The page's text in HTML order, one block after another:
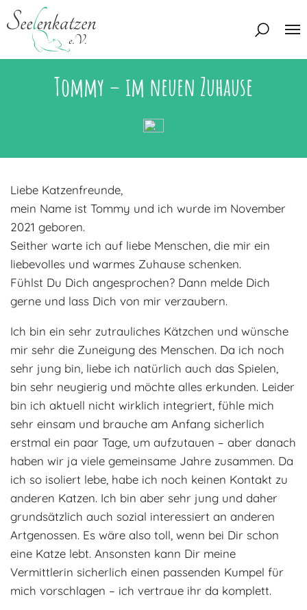
Mitglied werden
Eine Katze adoptieren
Interessentenbogen
Zuhause gesucht
Zuhause gefunden
Regenbogenbrücke
Adoptantenberichte
Infos rund um die Katze
Deine Hilfe
Kontakt
Interessentenbogen
Kontaktformular
FAQ
Blog
Tommy – im neuen Zuhause
Liebe Katzenfreunde,
mein Name ist Tommy und ich wurde im November
2021 geboren.
Seither warte ich auf liebe Menschen, die mir ein
liebevolles und warmes Zuhause schenken.
Fühlst Du Dich angesprochen? Dann melde Dich
gerne und lass Dich von mir verzaubern.
Ich bin ein sehr zutrauliches Kätzchen und wünsche
mir sehr die Zuneigung des Menschen. Da ich noch
sehr jung bin, liebe ich natürlich auch das Spielen,
bin sehr neugierig und möchte alles erkunden. Leider
bin ich aktuell nicht wirklich integriert, fühle mich
sehr einsam und brauche am Anfang sicherlich
erstmal ein paar Tage, um aufzutauen – aber danach
haben wir ja viele gemeinsame Jahre zusammen. Da
ich so isoliert lebe, habe ich noch keinen Kontakt zu
anderen Katzen. Ich bin aber sehr jung und daher
grundsätzlich auch sozial interessiert an anderen
Artgenossen. Es wäre also toll, wenn bei Dir schon
eine Katze lebt. Ansonsten kann Dir meine
Vermittlerin sicherlich einen passenden Kumpel für
mich vorschlagen – ich vertraue ihr da komplett.